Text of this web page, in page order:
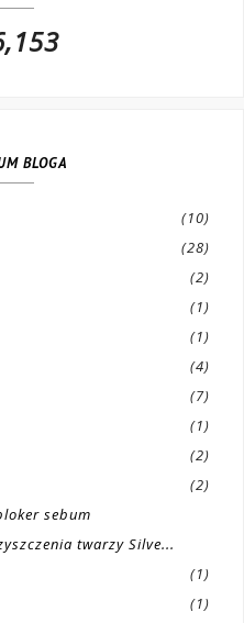
BLOGA
(10)
(28)
(2)
(1)
(1)
(4)
(7)
(1)
(2)
(2)
sebum
twarzy Silve...
(1)
(1)